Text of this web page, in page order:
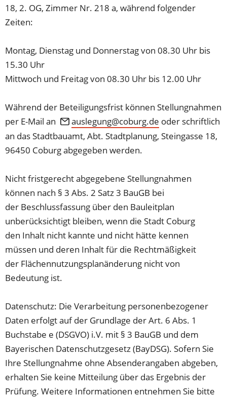
18, 2. OG, Zimmer Nr. 218 a, während folgender
Zeiten:
Montag, Dienstag und Donnerstag von 08.30 Uhr bis
15.30 Uhr
Mittwoch und Freitag von 08.30 Uhr bis 12.00 Uhr
Während der Beteiligungsfrist können Stellungnahmen
per E-Mail an
auslegung coburg de oder schriftlich
an das Stadtbauamt, Abt. Stadtplanung, Steingasse 18,
96450 Coburg abgegeben werden.
Nicht fristgerecht abgegebene Stellungnahmen
können nach § 3 Abs. 2 Satz 3 BauGB bei
der Beschlussfassung über den Bauleitplan
unberücksichtigt bleiben, wenn die Stadt Coburg
den Inhalt nicht kannte und nicht hätte kennen
müssen und deren Inhalt für die Rechtmäßigkeit
der Flächennutzungsplanänderung nicht von
Bedeutung ist.
Datenschutz: Die Verarbeitung personenbezogener
Daten erfolgt auf der Grundlage der Art. 6 Abs. 1
Buchstabe e (DSGVO) i.V. mit § 3 BauGB und dem
Bayerischen Datenschutzgesetz (BayDSG). Sofern Sie
Ihre Stellungnahme ohne Absenderangaben abgeben,
erhalten Sie keine Mitteilung über das Ergebnis der
Prüfung. Weitere Informationen entnehmen Sie bitte